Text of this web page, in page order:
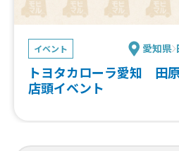
イベント 愛知県
トヨタカローラ愛知 田
店頭イベント